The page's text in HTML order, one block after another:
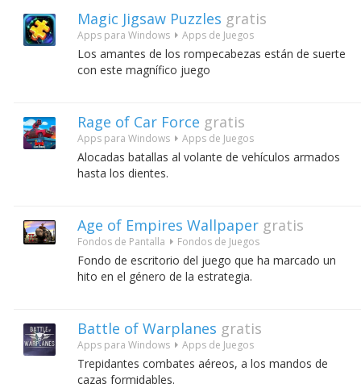
Magic Jigsaw Puzzles gratis
Apps para Windows Apps de Juegos
Los amantes de los rompecabezas están de suerte
con este magnífico juego
Rage of Car Force gratis
Apps para Windows Apps de Juegos
Alocadas batallas al volante de vehículos armados
hasta los dientes.
Age of Empires Wallpaper gratis
Fondos de Pantalla Fondos de Juegos
Fondo de escritorio del juego que ha marcado un
hito en el género de la estrategia.
Battle of Warplanes gratis
Apps para Windows Apps de Juegos
Trepidantes combates aéreos, a los mandos de
cazas formidables.